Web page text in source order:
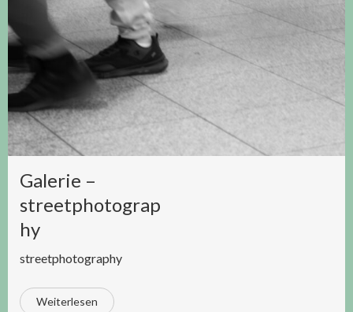
Galerie –
streetphotograp
hy
streetphotography
Weiterlesen